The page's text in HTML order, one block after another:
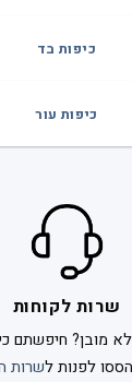
כיפות בד
כיפות עור
שרות לקוחות
מובן? חיפשתם
לפנות לשרות